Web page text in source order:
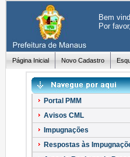
Bem
Por
Página Inicial Novo Cadastro
Portal PMM
Avisos CML
Impugnações
Respostas às